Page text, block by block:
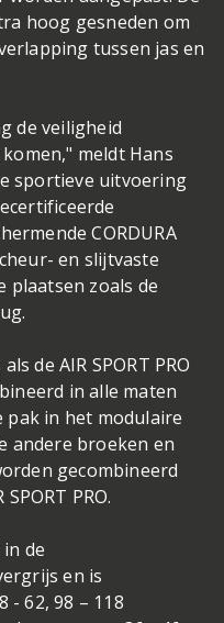
hoog gesneden om
tussen jas en
de veiligheid
meldt Hans
sportieve uitvoering
CORDURA
en slijtvaste
plaatsen zoals de
de AIR SPORT PRO
in alle maten
pak in het modulaire
andere broeken en
gecombineerd
SPORT PRO.
de
en is
62, 98 – 118